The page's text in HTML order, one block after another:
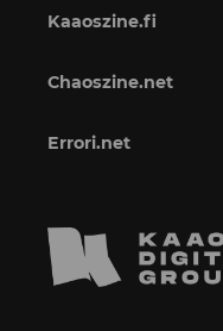
Kaaoszine.fi
Chaoszine.net
Errori.net